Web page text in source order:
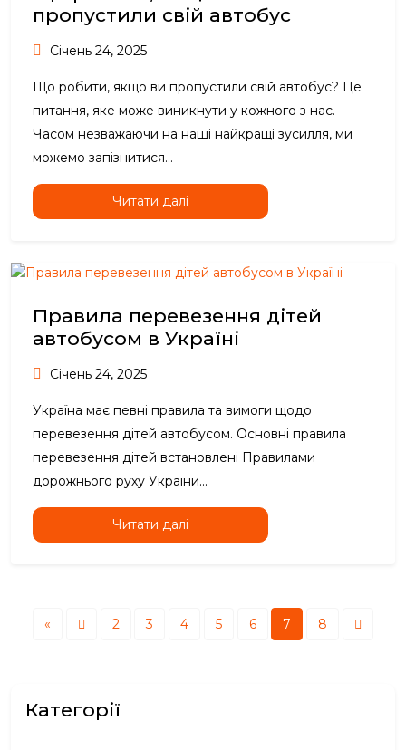
пропустили свій автобус
Січень 24, 2025
Що робити, якщо ви пропустили свій автобус? Це
питання, яке може виникнути у кожного з нас.
Часом незважаючи на наші найкращі зусилля, ми
можемо запізнитися...
Читати далі
Правила перевезення дітей
автобусом в Україні
Січень 24, 2025
Україна має певні правила та вимоги щодо
перевезення дітей автобусом. Основні правила
перевезення дітей встановлені Правилами
дорожнього руху України...
Читати далі
« 2 3 4 5 6 7 8
Категорії